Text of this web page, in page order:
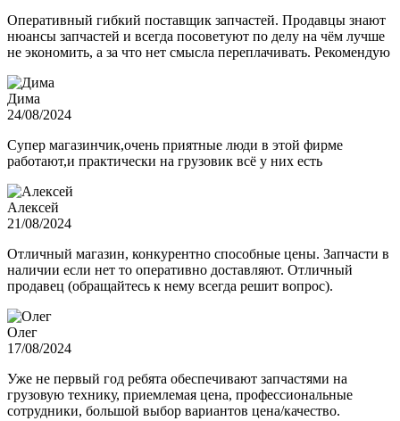
Оперативный гибкий поставщик запчастей. Продавцы знают
нюансы запчастей и всегда посоветуют по делу на чём лучше
не экономить, а за что нет смысла переплачивать. Рекомендую
Дима
24/08/2024
Супер магазинчик,очень приятные люди в этой фирме
работают,и практически на грузовик всё у них есть
Алексей
21/08/2024
Отличный магазин, конкурентно способные цены. Запчасти в
наличии если нет то оперативно доставляют. Отличный
продавец (обращайтесь к нему всегда решит вопрос).
Олег
17/08/2024
Уже не первый год ребята обеспечивают запчастями на
грузовую технику, приемлемая цена, профессиональные
сотрудники, большой выбор вариантов цена/качество.